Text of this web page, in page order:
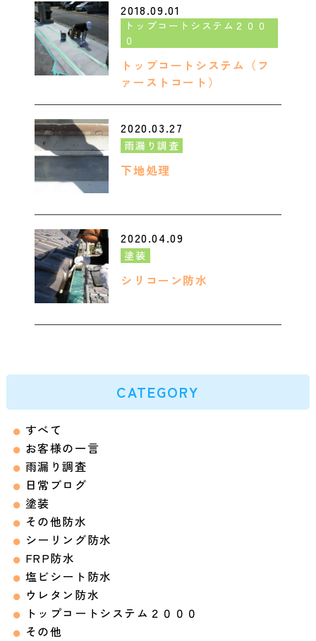
2018.09.01
トップコートシステム２００
０
トップコートシステム（フ
ァーストコート）
2020.03.27
雨漏り調査
下地処理
2020.04.09
塗装
シリコーン防水
CATEGORY
すべて
お客様の一言
雨漏り調査
日常ブログ
塗装
その他防水
シーリング防水
FRP防水
塩ビシート防水
ウレタン防水
トップコートシステム２０００
その他